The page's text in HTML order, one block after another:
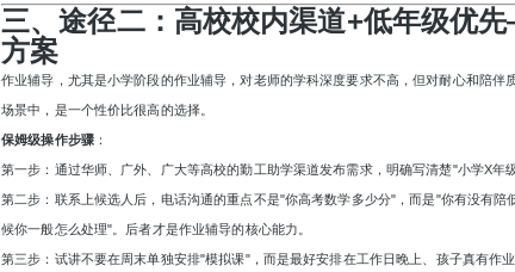
三、途径二：高校校内渠道+低年级优
方案
作业辅导，尤其是小学阶段的作业辅导，对老师的学科深度要求不高，但对耐心和陪伴
场景中，是一个性价比很高的选择。
保姆级操作步骤：
第一步：通过华师、广外、广大等高校的勤工助学渠道发布需求，明确写清楚"小学X年
第二步：联系上候选人后，电话沟通的重点不是"你高考数学多少分"，而是"你有没有陪
候你一般怎么处理"。后者才是作业辅导的核心能力。
第三步：试讲不要在周末单独安排"模拟课"，而是最好安排在工作日晚上、孩子真有作